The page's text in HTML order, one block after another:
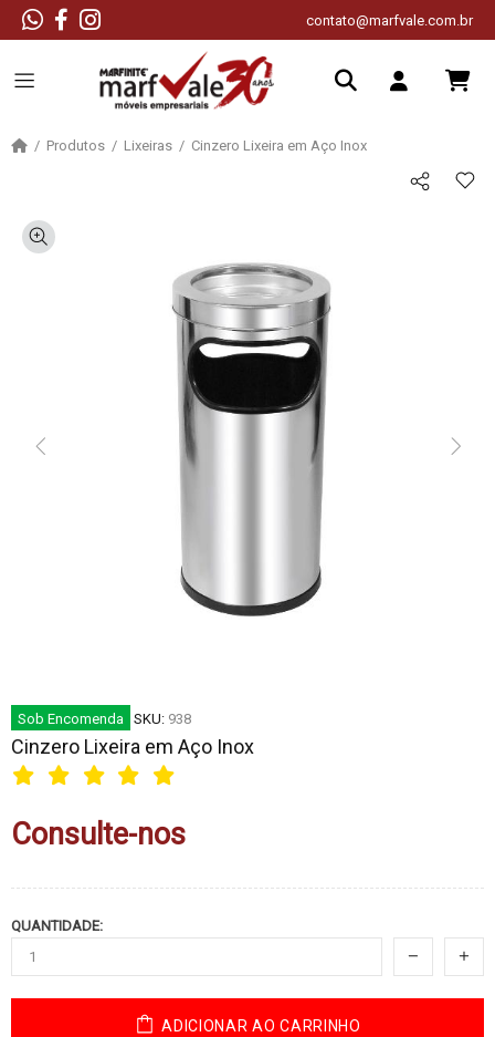
contato@marfvale.com.br
Produtos Lixeiras Cinzero Lixeira em Aço Inox
Sob Encomenda SKU: 938
Cinzero Lixeira em Aço Inox
Consulte-nos
QUANTIDADE:
ADICIONAR AO CARRINHO